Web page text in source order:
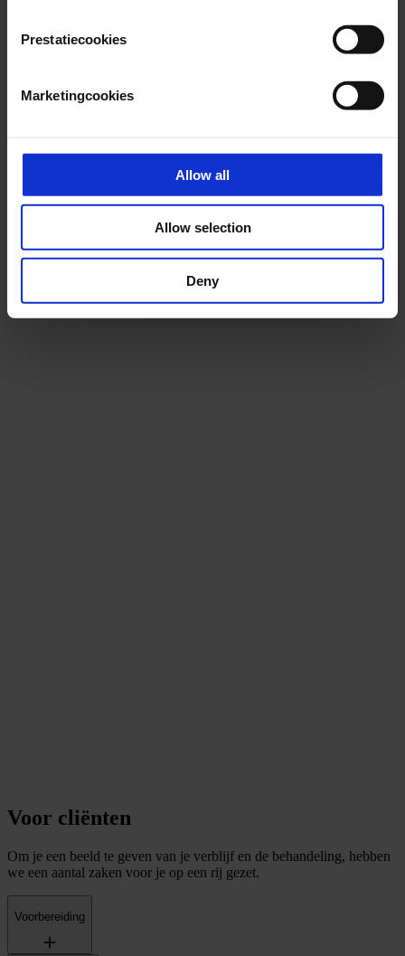
Prestatiecookies
Marketingcookies
Allow all
Allow selection
Deny
Voor cliënten
Om je een beeld te geven van je verblijf en de behandeling, hebben
we een aantal zaken voor je op een rij gezet.
Voorbereiding